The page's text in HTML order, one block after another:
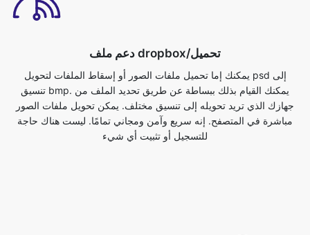
يمكنك إما تحميل ملفات الصور أو إسقاط الملفات لتحويل psd إلى
جهازك الذي تريد تحويله إلى تنسيق مختلف. يمكن تحويل ملفات الصور
مباشرة في المتصفح. إنه سريع وآمن ومجاني تمامًا. ليست هناك حاجة
للتسجيل أو تثبيت أي شيء